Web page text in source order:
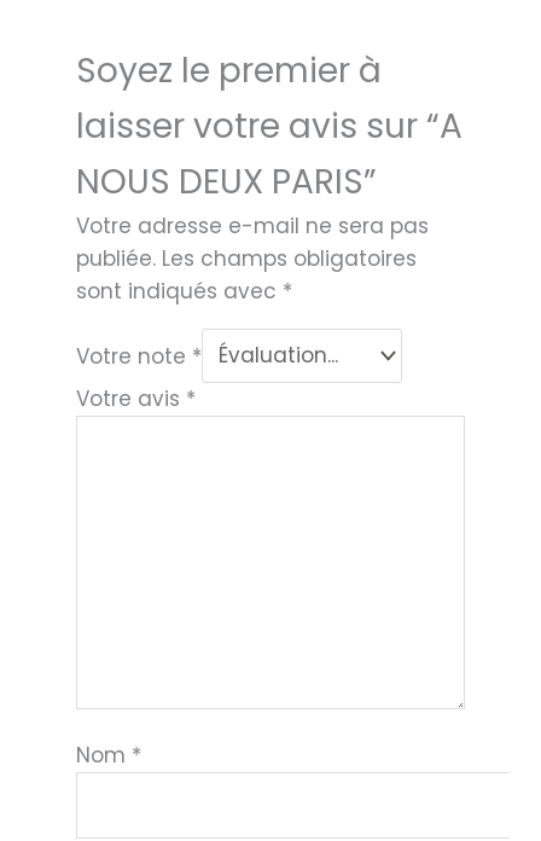
Soyez le premier à
laisser votre avis sur “A
NOUS DEUX PARIS”
Votre adresse e-mail ne sera pas
publiée. Les champs obligatoires
sont indiqués avec *
Votre note *
Votre avis *
Nom *